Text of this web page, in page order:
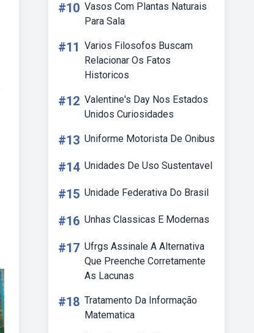
#10 Vasos Com Plantas Naturais
Para Sala
#11 Varios Filosofos Buscam
Relacionar Os Fatos
Historicos
#12 Valentine's Day Nos Estados
Unidos Curiosidades
#13 Uniforme Motorista De Onibus
#14 Unidades De Uso Sustentavel
#15 Unidade Federativa Do Brasil
#16 Unhas Classicas E Modernas
#17 Ufrgs Assinale A Alternativa
Que Preenche Corretamente
As Lacunas
#18 Tratamento Da Informação
Matematica